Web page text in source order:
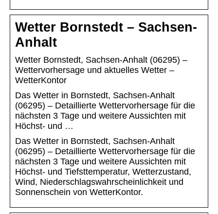
Wetter Bornstedt – Sachsen-
Anhalt
Wetter Bornstedt, Sachsen-Anhalt (06295) –
Wettervorhersage und aktuelles Wetter –
WetterKontor
Das Wetter in Bornstedt, Sachsen-Anhalt
(06295) – Detaillierte Wettervorhersage für die
nächsten 3 Tage und weitere Aussichten mit
Höchst- und …
Das Wetter in Bornstedt, Sachsen-Anhalt
(06295) – Detaillierte Wettervorhersage für die
nächsten 3 Tage und weitere Aussichten mit
Höchst- und Tiefsttemperatur, Wetterzustand,
Wind, Niederschlagswahrscheinlichkeit und
Sonnenschein von WetterKontor.